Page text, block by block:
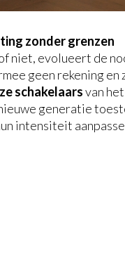
zonder grenzen
niet, evolueert de
geen rekening
schakelaarsvan
generatie
intensiteit